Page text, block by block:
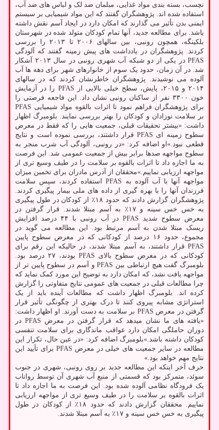
نچسب، بسته بندی مواد غذایی، مبلمان ضد لک و لباس های ضد آب،
استفاده شده اند. پژوهشگران گفتند که این مواد شیمیایی بر سیستم
ایمنی بدن تأثیر می گذارند که امکان دارد در ایجاد آسم نقش داشته
باشد. برای مطالعه جدید، آنها تمام کودکان متولد شده در شهرستان
بلکینگه، همچون رونبی، بین سالهای ۲۰۰۶ تا ۲۰۱۳ را بررسی
کردند. پژوهشگران در یادداشت های پیش زمینه گفتند که آلودگی
PFAS در یکی از دو شبکه آب شهری رونبی در سال ۲۰۱۳ آشکار
شد. در آن زمان، حدود یک سوم از خانوارهای شهر برای دهه ها آب
آلوده می نوشیدند. پژوهشگران خاطرنشان کردند که در سالهای
۲۰۱۴ و ۲۰۱۵، پایش، سطح خیلی بالایی از PFAS را در آزمایش
خون ۳۳۰۰ نفر از ساکنان رونبی نشان داد. این فاجعه فرصتی را
برای پژوهشگران فراهم نمود تا اثرات بالقوه مواد شیمیایی PFAS
بر سلامت نوزادان و کودکان را بهتر بررسی نمایند. بلومبرگ اظهار
داشت: «بیشتر تحقیقات قبلی، جمعیت هایی را که فقط در معرض
سطوح زمینه ای PFAS قرار داشتند، بررسی نموده است و نتایج
قطعی نبود.»او اضافه کرد: «در رونبی، آلودگی آب شرب منجر به
سطوح مواجهه صدها برابر بیش از جمعیت عمومی شد. این فرصت
به ما اجازه داد تا اثرات بالقوه بر سلامت را در طیف وسیع تری از
مواجهه ارزیابی نماییم.»محققان از آدرس مادران برای تخمین میزان
مواجهه آنها با آب آلوده به PFAS استفاده کردند، سپس سلامت
فرزندان آنها را با بهره گیری از داده های ملی بیمار پیگیری کردند.
پژوهشگران گزارش دادند که حدود ۱۸٪ از کودکان در طول پیگیری
به خس خس سینه و ۱۷٪ به آسم مبتلا شدند. قرار گرفتن در
معرض سطوح شدید PFAS در آب رونبی با ۴۴ درصد افزایش
ریسک مبتلا شدن به آسم مرتبط بود. این مطالعه می گوید در
مجموع، حدود ۱۶ درصد از کودکانی که در معرض سطوح پایین
PFAS قرار داشتند، به آسم مبتلا شدند، در حالیکه این رقم برای
کودکانی که در معرض سطوح بالای PFAS بودند، ۲۷ درصد بود.
بلومبرگ گفت هیچ ارتباطی بین PFAS و آسم در سطوح پایین تر از
مواجهه یافت نشد، که امکان دارد به توضیح این مورد کمک نماید که
چرا مطالعات قبلی در جمعیت های عمومی نتایج متفاوتی را گزارش
کرده اند. بلومبرگ اظهار داشت که مطالعات آینده باید از یک
استراتژی مشابه پیروی کنند تا درک بهتری از چگونگی تأثیر قرار
گرفتن در معرض PFAS بر سلامت به دست آورند. او اظهار داشت:
«یافته های ما نشان میدهد که قرار گرفتن در معرض PFAS در
دوران حاملگی امکان دارد عواقب ماندگاری برای سلامت تنفسی
کودکان داشته باشد.»بلومبرگ اضافه کرد: «در عین حال، تکرار این
مطالعه در سایر جمعیت های خیلی در معرض PFAS برای تأیید این
نتایج مهم خواهد بود.»
حرف آخر اینکه این مطالعه جدید بر روی رونبی، شهری در جنوب
سوئد، متمرکز بود که قسمتی از منبع آب شهری آن توسط رواناب
یک فرودگاه نظامی آلوده شده بود. این فرصت به ما اجازه داد تا
اثرات بالقوه بر سلامت را در طیف وسیع تری از مواجهه ارزیابی
نماییم. محققان گزارش دادند که حدود ۱۸٪ از کودکان در طول
پیگیری به خس خس سینه و ۱۷٪ به آسم مبتلا شدند.